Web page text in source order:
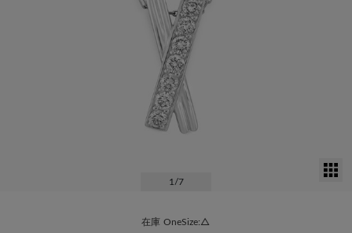
1 /7
在庫 OneSize:△